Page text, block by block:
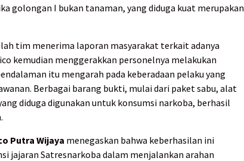
golongan I bukan tanaman, yang diduga kuat merupakan
tim menerima laporan masyarakat terkait adanya
kemudian menggerakkan personelnya melakukan
itu mengarah pada keberadaan pelaku yang
Berbagai barang bukti, mulai dari paket sabu, alat
diduga digunakan untuk konsumsi narkoba, berhasil
Putra Wijaya menegaskan bahwa keberhasilan ini
jajaran Satresnarkoba dalam menjalankan arahan